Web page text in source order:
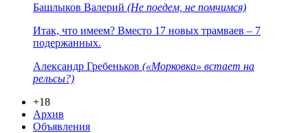
Башлыков Валерий (Не поедем, не помчимся)
Итак, что имеем? Вместо 17 новых трамваев – 7
подержанных.
Александр Гребеньков («Морковка» встает на
рельсы?)
+18
Архив
Объявления